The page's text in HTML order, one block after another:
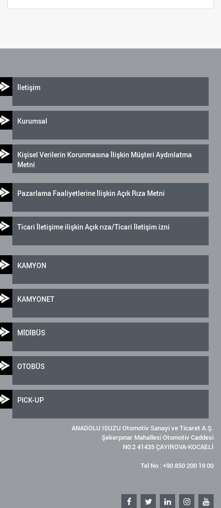
İletişim
Kurumsal
Kişisel Verilerin Korunmasına İlişkin Müşteri Aydınlatma
Metni
Pazarlama Faaliyetlerine İlişkin Açık Rıza Metni
Ticari İletişime ilişkin Açık rıza/Ticari İletişim izni
KAMYON
KAMYONET
MİDİBÜS
OTOBÜS
PICK-UP
ANADOLU ISUZU Otomotiv Sanayi ve Ticaret A.Ş.
Şekerpınar Mahallesi Otomotiv Caddesi
N0:2 41435 ÇAYIROVA-KOCAELİ
Tel No : +90 850 200 19 00